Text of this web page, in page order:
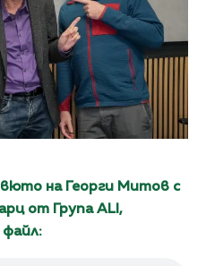
на Георги Митов с
от Група ALI,
файл: